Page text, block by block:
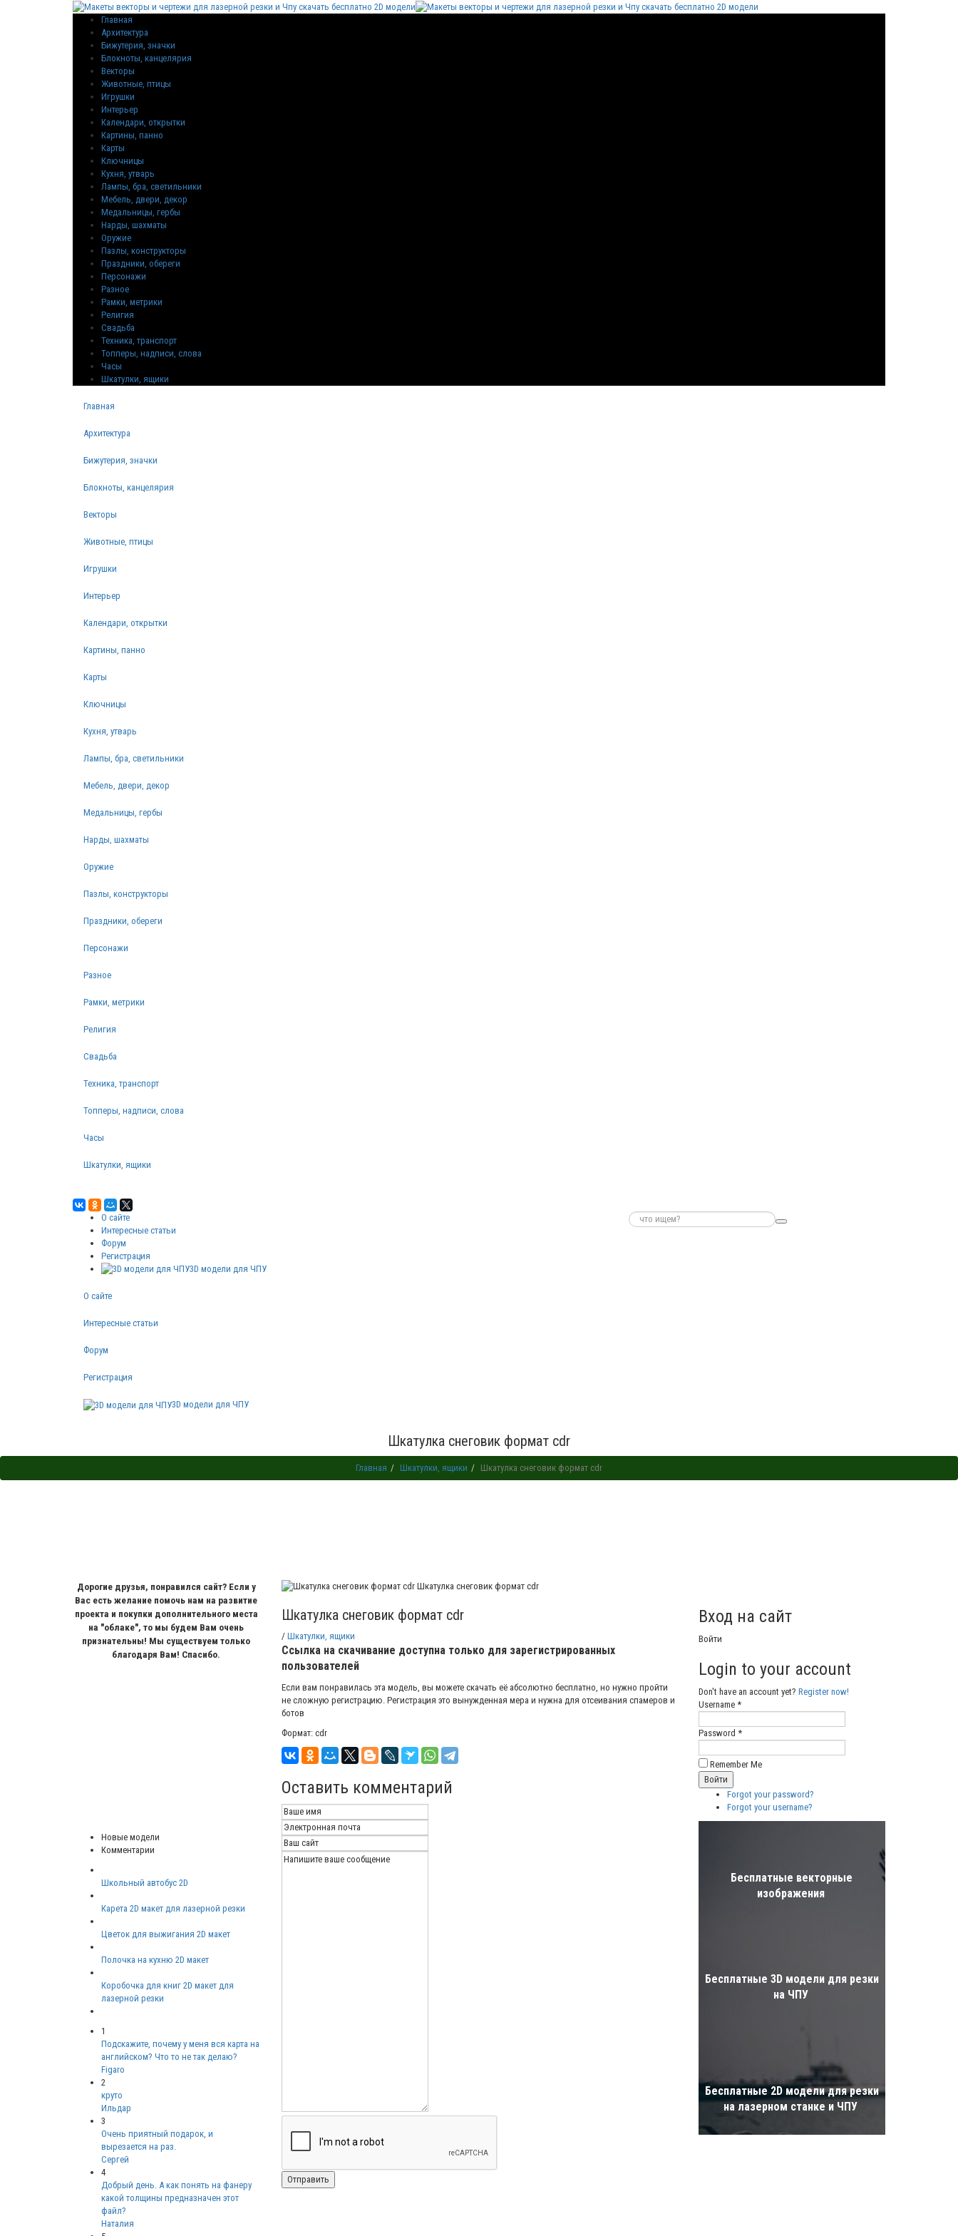
Главная
Архитектура
Бижутерия, значки
Блокноты, канцелярия
Векторы
Животные, птицы
Игрушки
Интерьер
Календари, открытки
Картины, панно
Карты
Ключницы
Кухня, утварь
Лампы, бра, светильники
Мебель, двери, декор
Медальницы, гербы
Нарды, шахматы
Оружие
Пазлы, конструкторы
Праздники, обереги
Персонажи
Разное
Рамки, метрики
Религия
Свадьба
Техника, транспорт
Топперы, надписи, слова
Часы
Шкатулки, ящики
Главная
Архитектура
Бижутерия, значки
Блокноты, канцелярия
Векторы
Животные, птицы
Игрушки
Интерьер
Календари, открытки
Картины, панно
Карты
Ключницы
Кухня, утварь
Лампы, бра, светильники
Мебель, двери, декор
Медальницы, гербы
Нарды, шахматы
Оружие
Пазлы, конструкторы
Праздники, обереги
Персонажи
Разное
Рамки, метрики
Религия
Свадьба
Техника, транспорт
Топперы, надписи, слова
Часы
Шкатулки, ящики
О сайте
Интересные статьи
Форум
Регистрация
3D модели для ЧПУ
О сайте
Интересные статьи
Форум
Регистрация
3D модели для ЧПУ
Шкатулка снеговик формат cdr
Главная Шкатулки, ящики Шкатулка снеговик формат cdr
Дорогие друзья, понравился сайт? Если у
Вас есть желание помочь нам на развитие
проекта и покупки дополнительного места
на "облаке", то мы будем Вам очень
признательны! Мы существуем только
благодаря Вам! Спасибо.
Новые модели
Комментарии
Школьный автобус 2D
Карета 2D макет для лазерной резки
Цветок для выжигания 2D макет
Полочка на кухню 2D макет
Коробочка для книг 2D макет для
лазерной резки
1
Подскажите, почему у меня вся карта на
английском? Что то не так делаю?
Figaro
2
круто
Ильдар
3
Очень приятный подарок, и
вырезается на раз.
Сергей
4
Добрый день. А как понять на фанеру
какой толщины предназначен этот
файл?
Наталия
Шкатулка снеговик формат cdr
Шкатулка снеговик формат cdr
/ Шкатулки, ящики
Ссылка на скачивание доступна только для зарегистрированных
пользователей
Если вам понравилась эта модель, вы можете скачать её абсолютно бесплатно, но нужно пройти
не сложную регистрацию. Регистрация это вынужденная мера и нужна для отсеивания спамеров и
ботов
Формат: cdr
Оставить комментарий
Вход на сайт
Войти
Login to your account
Don't have an account yet? Register now!
Username *
Password *
Remember Me
Forgot your password?
Forgot your username?
Бесплатные векторные
изображения
Бесплатные 3D модели для резки
на ЧПУ
Бесплатные 2D модели для резки
на лазерном станке и ЧПУ